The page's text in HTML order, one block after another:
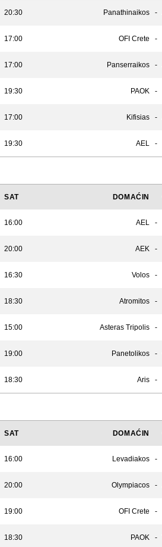
20:30 Panathinaikos -
17:00 OFI Crete -
17:00 Panserraikos -
19:30 PAOK -
17:00 Kifisias -
19:30 AEL -
SAT DOMAĆIN
16:00 AEL -
20:00 AEK -
16:30 Volos -
18:30 Atromitos -
15:00 Asteras Tripolis -
19:00 Panetolikos -
18:30 Aris -
SAT DOMAĆIN
16:00 Levadiakos -
20:00 Olympiacos -
19:00 OFI Crete -
18:30 PAOK -